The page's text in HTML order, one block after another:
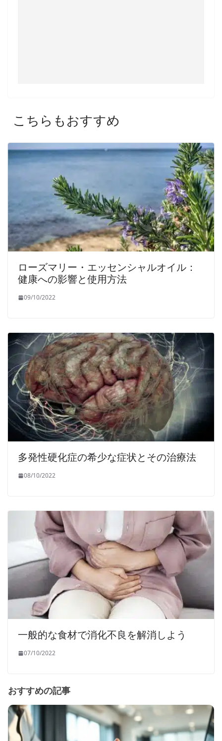
こちらもおすすめ
ローズマリー・エッセンシャルオイル：
健康への影響と使用方法
09/10/2022
多発性硬化症の希少な症状とその治療法
08/10/2022
一般的な食材で消化不良を解消しよう
07/10/2022
おすすめの記事